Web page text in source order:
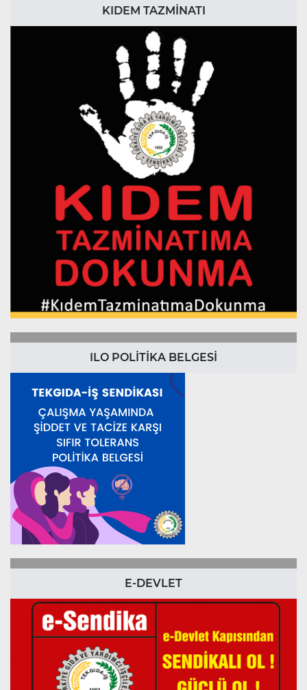
KIDEM TAZMİNATI
ILO POLİTİKA BELGESİ
E-DEVLET